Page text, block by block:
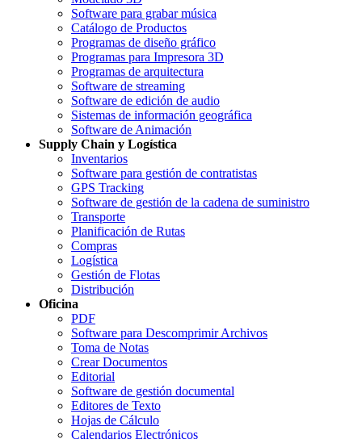
Software para grabar música
Catálogo de Productos
Programas de diseño gráfico
Programas para Impresora 3D
Programas de arquitectura
Software de streaming
Software de edición de audio
Sistemas de información geográfica
Software de Animación
Supply Chain y Logística
Inventarios
Software para gestión de contratistas
GPS Tracking
Software de gestión de la cadena de suministro
Transporte
Planificación de Rutas
Compras
Logística
Gestión de Flotas
Distribución
Oficina
PDF
Software para Descomprimir Archivos
Toma de Notas
Crear Documentos
Editorial
Software de gestión documental
Editores de Texto
Hojas de Cálculo
Calendarios Electrónicos